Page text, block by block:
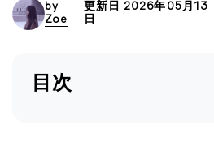
by
Zoe
更新日 2026年05月13
日
目次